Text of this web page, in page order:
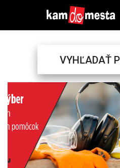
VYHĽADAŤ
Previous